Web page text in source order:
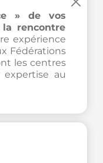
×
» de vos
rencontre
expérience
Fédérations
les centres
au